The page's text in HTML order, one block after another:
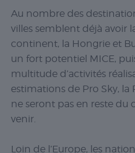
Au nombre des
villes semblent déjà avoir
continent, la Hongrie et
un fort potentiel MICE,
multitude d’activités
estimations de Pro Sky,
ne seront pas en reste du
venir.
Loin de l’Europe, les